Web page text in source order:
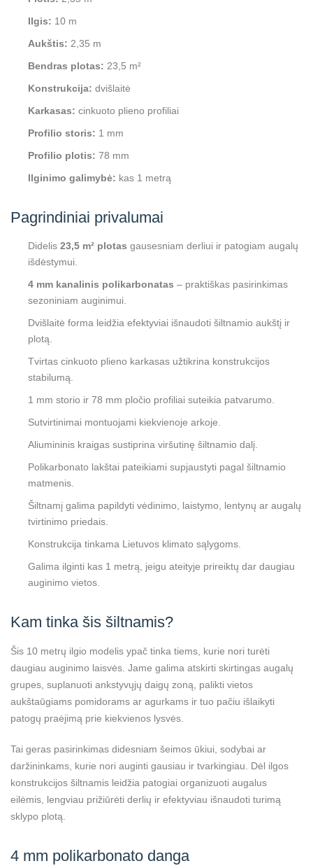
Ilgis: 10 m
Aukštis: 2,35 m
Bendras plotas: 23,5 m²
Konstrukcija: dvišlaitė
Karkasas: cinkuoto plieno profiliai
Profilio storis: 1 mm
Profilio plotis: 78 mm
Ilginimo galimybė: kas 1 metrą
Pagrindiniai privalumai
Didelis 23,5 m² plotas gausesniam derliui ir patogiam augalų
išdėstymui.
4 mm kanalinis polikarbonatas – praktiškas pasirinkimas
sezoniniam auginimui.
Dvišlaitė forma leidžia efektyviai išnaudoti šiltnamio aukštį ir
plotą.
Tvirtas cinkuoto plieno karkasas užtikrina konstrukcijos
stabilumą.
1 mm storio ir 78 mm pločio profiliai suteikia patvarumo.
Sutvirtinimai montuojami kiekvienoje arkoje.
Aliumininis kraigas sustiprina viršutinę šiltnamio dalį.
Polikarbonato lakštai pateikiami supjaustyti pagal šiltnamio
matmenis.
Šiltnamį galima papildyti vėdinimo, laistymo, lentynų ar augalų
tvirtinimo priedais.
Konstrukcija tinkama Lietuvos klimato sąlygoms.
Galima ilginti kas 1 metrą, jeigu ateityje prireiktų dar daugiau
auginimo vietos.
Kam tinka šis šiltnamis?
Šis 10 metrų ilgio modelis ypač tinka tiems, kurie nori turėti
daugiau auginimo laisvės. Jame galima atskirti skirtingas augalų
grupes, suplanuoti ankstyvųjų daigų zoną, palikti vietos
aukštaūgiams pomidorams ar agurkams ir tuo pačiu išlaikyti
patogų praėjimą prie kiekvienos lysvės.
Tai geras pasirinkimas didesniam šeimos ūkiui, sodybai ar
daržininkams, kurie nori auginti gausiau ir tvarkingiau. Dėl ilgos
konstrukcijos šiltnamis leidžia patogiai organizuoti augalus
eilėmis, lengviau prižiūrėti derlių ir efektyviau išnaudoti turimą
sklypo plotą.
4 mm polikarbonato danga